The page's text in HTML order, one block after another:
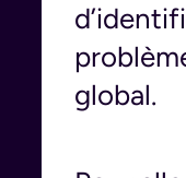
global.